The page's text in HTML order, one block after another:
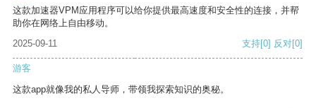
这款加速器VPM应用程序可以给你提供最高速度和安全性的连接，并帮
助你在网络上自由移动。
2025-09-11
支持[0] 反对[0]
游客
这款app就像我的私人导师，带领我探索知识的奥秘。